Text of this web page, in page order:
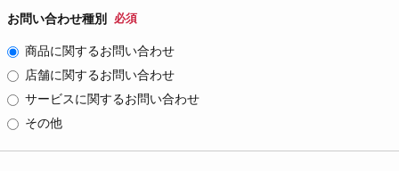
お問い合わせ種別 必須
商品に関するお問い合わせ
店舗に関するお問い合わせ
サービスに関するお問い合わせ
その他